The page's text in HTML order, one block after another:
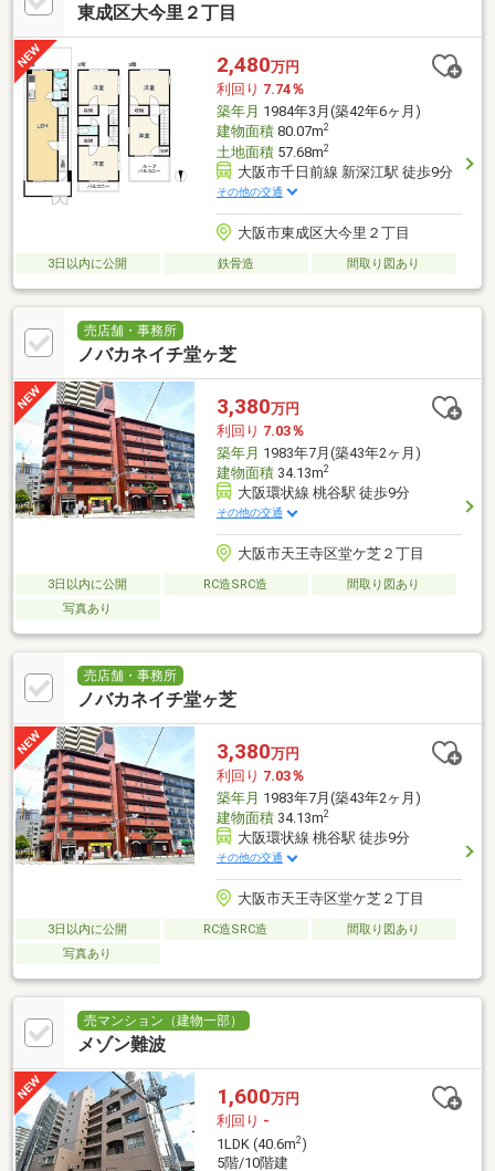
東成区大今里２丁目
2,480万円
利回り 7.74％
築年月 1984年3月(築42年6ヶ月)
建物面積80.07m2
土地面積57.68m2
大阪市千日前線 新深江駅 徒歩9分
その他の交通
大阪市東成区大今里２丁目
3日以内に公開 鉄骨造 間取り図あり
売店舗・事務所
ノバカネイチ堂ヶ芝
3,380万円
利回り 7.03％
築年月 1983年7月(築43年2ヶ月)
建物面積34.13m2
大阪環状線 桃谷駅 徒歩9分
その他の交通
大阪市天王寺区堂ケ芝２丁目
3日以内に公開 RC造SRC造
間取り図あり
写真あり
売店舗・事務所
ノバカネイチ堂ヶ芝
3,380万円
利回り 7.03％
築年月 1983年7月(築43年2ヶ月)
建物面積34.13m2
大阪環状線 桃谷駅 徒歩9分
その他の交通
大阪市天王寺区堂ケ芝２丁目
3日以内に公開 RC造SRC造
間取り図あり
写真あり
売マンション（建物一部）
メゾン難波
1,600万円
利回り -
1LDK (40.6m2)
5階/10階建